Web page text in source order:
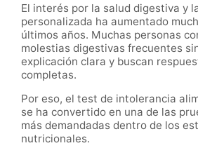
El interés por la salud digestiva y
personalizada ha aumentado
últimos años. Muchas personas
molestias digestivas frecuentes
explicación clara y buscan
completas.
Por eso, el test de intolerancia
se ha convertido en una de las
más demandadas dentro de los
nutricionales.